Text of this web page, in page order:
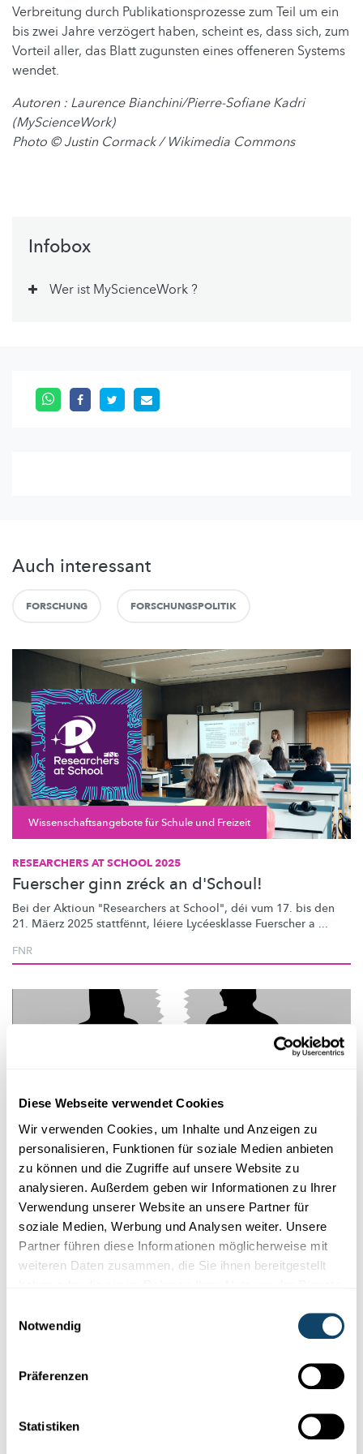
Diese Webseite verwendet Cookies
Wir verwenden Cookies, um Inhalte und Anzeigen zu
personalisieren, Funktionen für soziale Medien anbieten
zu können und die Zugriffe auf unsere Website zu
analysieren. Außerdem geben wir Informationen zu Ihrer
Verwendung unserer Website an unsere Partner für
soziale Medien, Werbung und Analysen weiter. Unsere
Partner führen diese Informationen möglicherweise mit
weiteren Daten zusammen, die Sie ihnen bereitgestellt
Notwendig
Präferenzen
Statistiken
Verbreitung durch Publikationsprozesse zum Teil um ein
bis zwei Jahre verzögert haben, scheint es, dass sich, zum
Vorteil aller, das Blatt zugunsten eines offeneren Systems
wendet.
Autoren : Laurence Bianchini/Pierre-Sofiane Kadri
(MyScienceWork)
Photo © Justin Cormack / Wikimedia Commons
Infobox
Wer ist MyScienceWork ?
Auch interessant
FORSCHUNG FORSCHUNGSPOLITIK
Wissenschaftsangebote für Schule und Freizeit
RESEARCHERS AT SCHOOL 2025
Fuerscher ginn zréck an d'Schoul!
Bei der Aktioun "Researchers at School", déi vum 17. bis den
21. Mäerz 2025 stattfënnt, léiere Lycéesklasse Fuerscher a ...
FNR
Forschung in Luxemburg
GESUNDHEIT
Welche Auswirkung hat die Trennung der
Eltern auf das Körpergewicht ihrer Kinder?
Forscher aus Luxemburg und London haben festgestellt: Nach
Liser